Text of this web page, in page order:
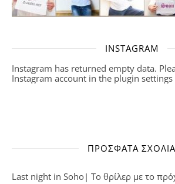
INSTAGRAM
Instagram has returned empty data.
Instagram account in the plugin settings
ΠΡΌΣΦΑΤΑ ΣΧΌΛΙΑ
Last night in Soho| Το θρίλερ με το